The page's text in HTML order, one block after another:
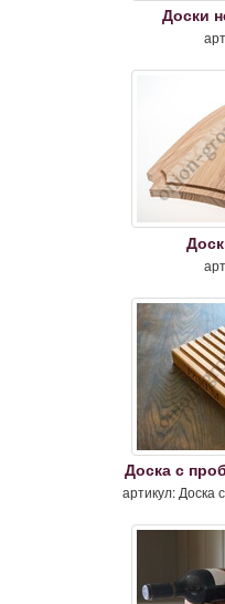
Доски
Доска с
артикул: Доска